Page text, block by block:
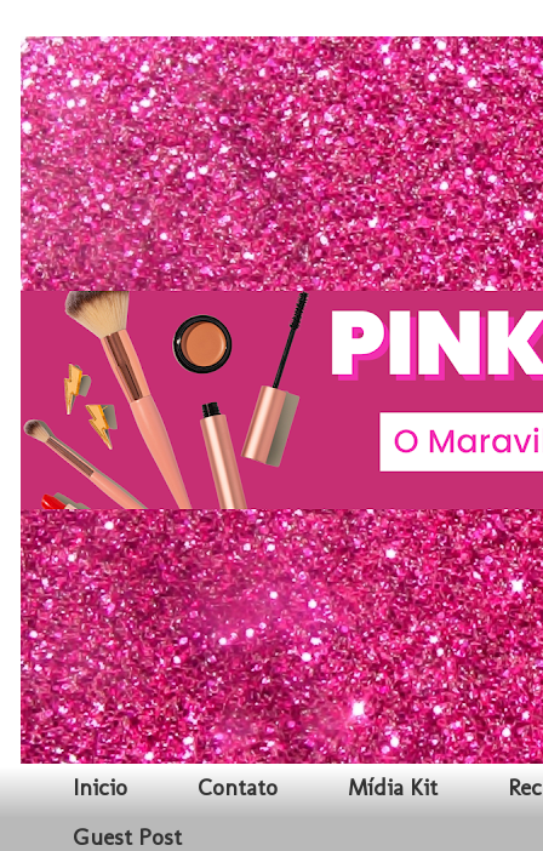
Inicio Contato Mídia Kit
Guest Post